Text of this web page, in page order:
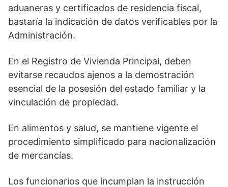
aduaneras y certificados de residencia fiscal,
bastaría la indicación de datos verificables por la
Administración.
En el Registro de Vivienda Principal, deben
evitarse recaudos ajenos a la demostración
esencial de la posesión del estado familiar y la
vinculación de propiedad.
En alimentos y salud, se mantiene vigente el
procedimiento simplificado para nacionalización
de mercancías.
Los funcionarios que incumplan la instrucción